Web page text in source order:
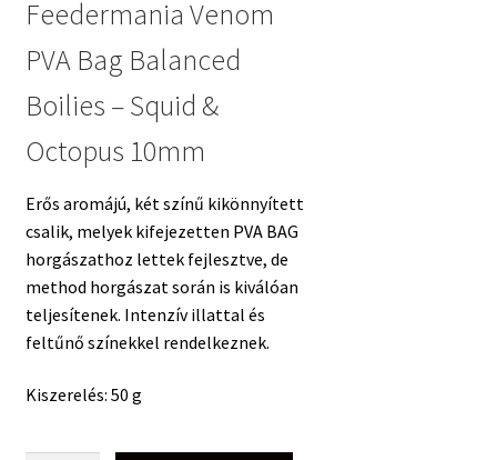
Feedermania Venom
PVA Bag Balanced
Boilies – Squid &
Octopus 10mm
Erős aromájú, két színű kikönnyített
csalik, melyek kifejezetten PVA BAG
horgászathoz lettek fejlesztve, de
method horgászat során is kiválóan
teljesítenek. Intenzív illattal és
feltűnő színekkel rendelkeznek.
Kiszerelés: 50 g